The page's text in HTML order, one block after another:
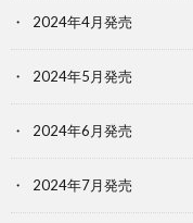
2024年4月発売
2024年5月発売
2024年6月発売
2024年7月発売